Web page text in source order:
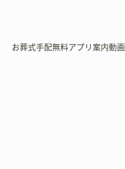
お葬式手配無料アプリ案内動画